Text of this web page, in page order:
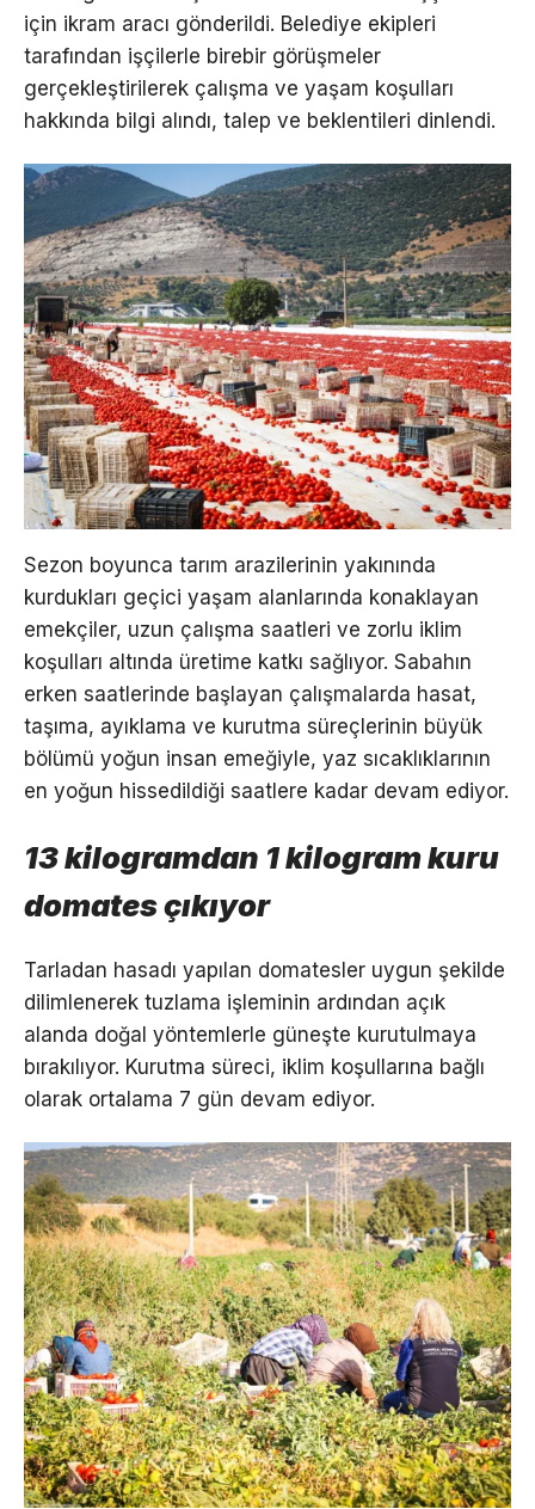
için ikram aracı gönderildi. Belediye ekipleri
tarafından işçilerle birebir görüşmeler
gerçekleştirilerek çalışma ve yaşam koşulları
hakkında bilgi alındı, talep ve beklentileri dinlendi.
Sezon boyunca tarım arazilerinin yakınında
kurdukları geçici yaşam alanlarında konaklayan
emekçiler, uzun çalışma saatleri ve zorlu iklim
koşulları altında üretime katkı sağlıyor. Sabahın
erken saatlerinde başlayan çalışmalarda hasat,
taşıma, ayıklama ve kurutma süreçlerinin büyük
bölümü yoğun insan emeğiyle, yaz sıcaklıklarının
en yoğun hissedildiği saatlere kadar devam ediyor.
13 kilogramdan 1 kilogram kuru
domates çıkıyor
Tarladan hasadı yapılan domatesler uygun şekilde
dilimlenerek tuzlama işleminin ardından açık
alanda doğal yöntemlerle güneşte kurutulmaya
bırakılıyor. Kurutma süreci, iklim koşullarına bağlı
olarak ortalama 7 gün devam ediyor.